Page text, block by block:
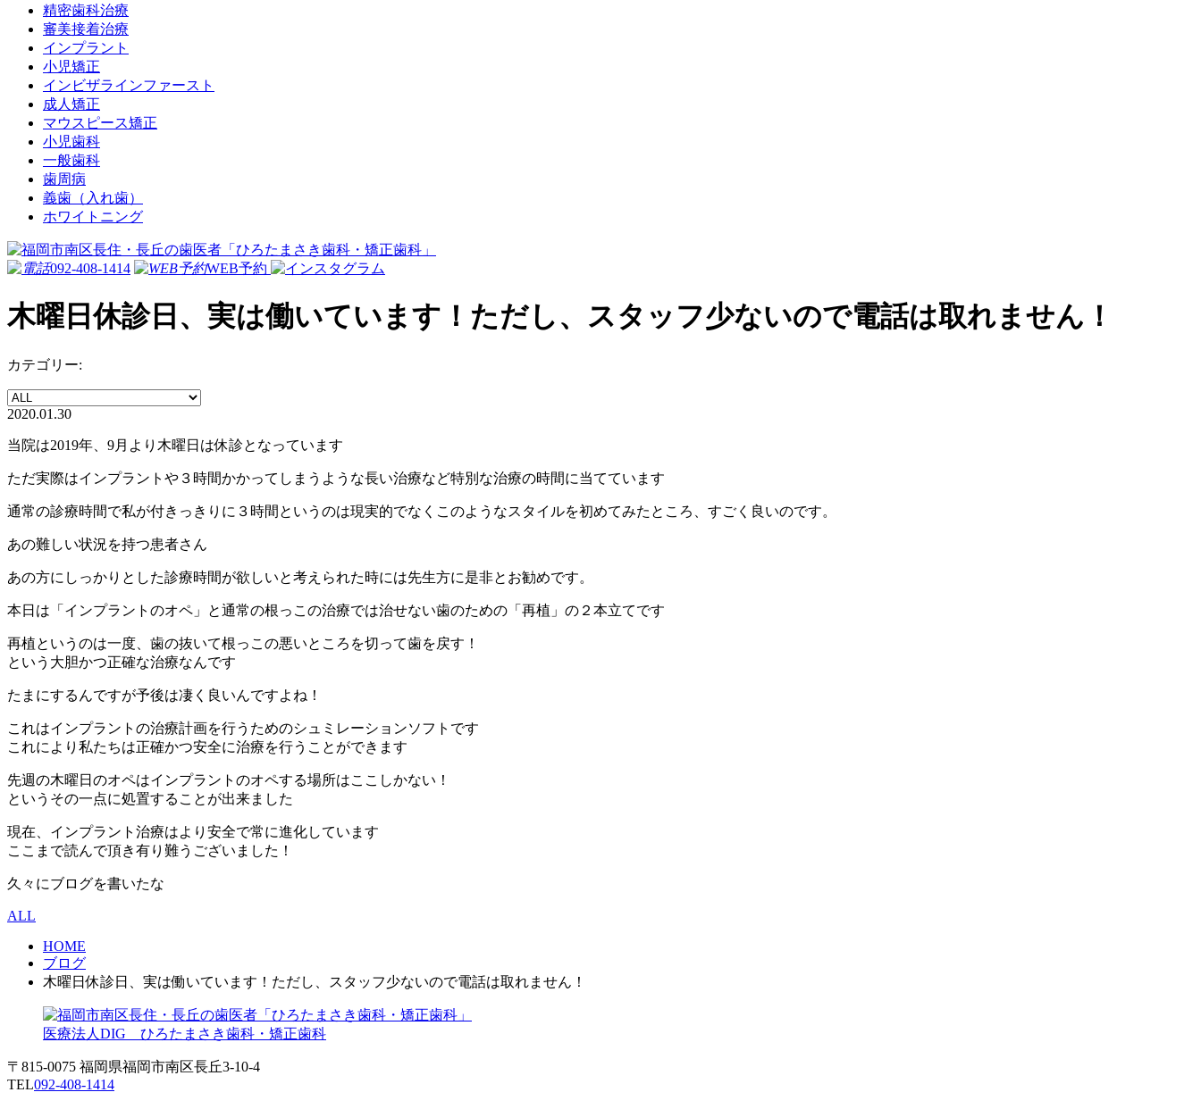
精密歯科治療
審美接着治療
インプラント
小児矯正
インビザラインファースト
成人矯正
マウスピース矯正
小児歯科
一般歯科
歯周病
義歯（入れ歯）
ホワイトニング
092-408-1414 WEB予約
木曜日休診日、実は働いています！ただし、スタッフ少ないので電話は取れません！
カテゴリー:
2020.01.30
当院は2019年、9月より木曜日は休診となっています
ただ実際はインプラントや３時間かかってしまうような長い治療など特別な治療の時間に当てています
通常の診療時間で私が付きっきりに３時間というのは現実的でなくこのようなスタイルを初めてみたところ、すごく良いのです。
あの難しい状況を持つ患者さん
あの方にしっかりとした診療時間が欲しいと考えられた時には先生方に是非とお勧めです。
本日は「インプラントのオペ」と通常の根っこの治療では治せない歯のための「再植」の２本立てです
再植というのは一度、歯の抜いて根っこの悪いところを切って歯を戻す！
という大胆かつ正確な治療なんです
たまにするんですが予後は凄く良いんですよね！
これはインプラントの治療計画を行うためのシュミレーションソフトです
これにより私たちは正確かつ安全に治療を行うことができます
先週の木曜日のオペはインプラントのオペする場所はここしかない！
というその一点に処置することが出来ました
現在、インプラント治療はより安全で常に進化しています
ここまで読んで頂き有り難うございました！
久々にブログを書いたな
ALL
HOME
ブログ
木曜日休診日、実は働いています！ただし、スタッフ少ないので電話は取れません！
医療法人DIG ひろたまさき歯科・矯正歯科
〒815-0075 福岡県福岡市南区長丘3-10-4
TEL092-408-1414